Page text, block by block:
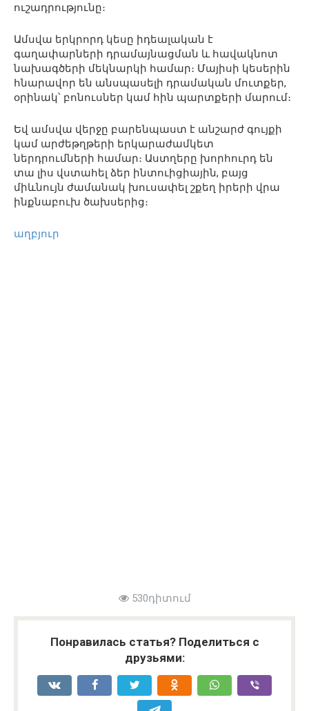
ուշադրությունը։
Ամսվա երկրորդ կեսը իդեալական է
գաղափարների դրամայնացման և հավակնոտ
նախագծերի մեկնարկի համար։ Մայիսի կեսերին
հնարավոր են անսպասելի դրամական մուտքեր,
օրինակ՝ բոնուսներ կամ հին պարտքերի մարում։
Եվ ամսվա վերջը բարենպաստ է անշարժ գույքի
կամ արժեթղթերի երկարաժամկետ
ներդրումների համար։ Աստղերը խորհուրդ են
տա լիս վստահել ձեր ինտուիցիային, բայց
միևնույն ժամանակ խուսափել շքեղ իրերի վրա
ինքնաբուխ ծախսերից։
աղբյուր
530դիտում
Понравилась статья? Поделиться с
друзьями: